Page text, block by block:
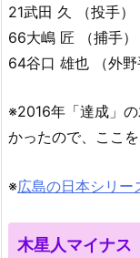
21武田 久 （投手）
66大嶋 匠 （捕手）
64谷口 雄也 （外野
※2016年「達成」
かったので、ここ
※広島の日本シリー
木星人マイナス